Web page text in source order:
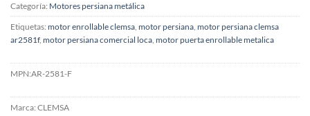
Categoría: Motores persiana metálica
Etiquetas: motor enrollable clemsa, motor persiana, motor persiana clemsa
ar2581f, motor persiana comercial loca, motor puerta enrollable metalica
MPN:AR-2581-F
Marca: CLEMSA